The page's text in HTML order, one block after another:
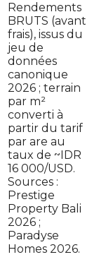
Rendements
BRUTS (avant
frais), issus du
jeu de
données
canonique
2026 ; terrain
par m²
converti à
partir du tarif
par are au
taux de ~IDR
16 000/USD.
Sources :
Prestige
Property Bali
2026 ;
Paradyse
Homes 2026.